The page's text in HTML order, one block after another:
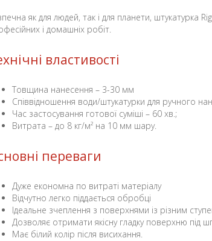
як для людей, так і для планети, штукатурка
і домашніх робіт.
властивості
Товщина нанесення – 3-30 мм
Співвідношення води/штукатурки для ручного
Час застосування готової суміші – 60 хв.;
Витрата – до 8 кг/м² на 10 мм шару.
переваги
Дуже економна по витраті матеріалу
Відчутно легко піддається обробці
Ідеальне зчеплення з поверхнями із різним
Дозволяє отримати якісну гладку поверхню під
Має білий колір після висихання.